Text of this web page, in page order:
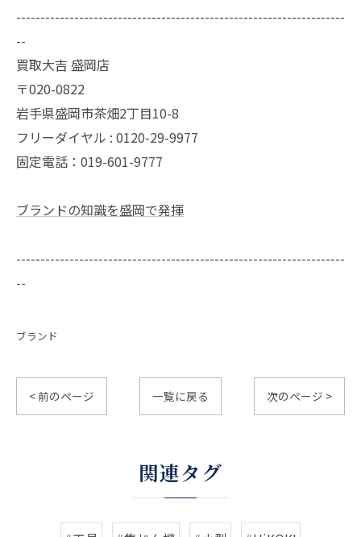
--------------------------------------------------------------------
--
買取大吉 盛岡店
〒020-0822
岩手県盛岡市茶畑2丁目10-8
フリーダイヤル : 0120-29-9977
固定電話：019-601-9777
ブランドの知識を盛岡で発揮
--------------------------------------------------------------------
--
ブランド
< 前のページ 一覧に戻る 次のページ >
関連タグ